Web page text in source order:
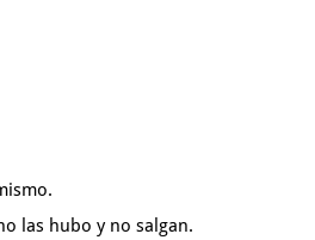
las hubo y no salgan.